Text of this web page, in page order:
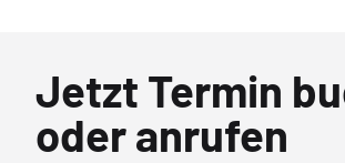
Jetzt Termin
oder anrufen